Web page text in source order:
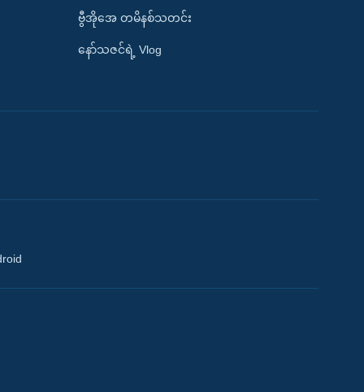
ဗွီအိုအေ တမိနစ်သတင်း
နော်သဇင်ရဲ့ Vlog